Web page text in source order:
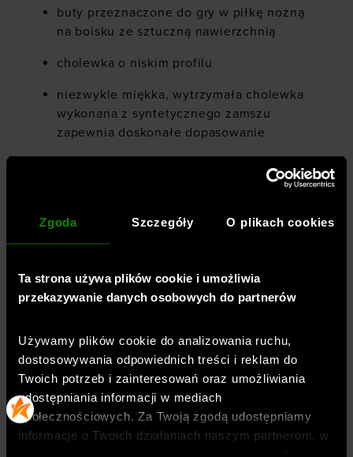
Zgoda Szczegóły O plikach cookies
Ta strona używa plików cookie i umożliwia
przekazywanie danych osobowych do partnerów
Używamy plików cookie do analizowania ruchu,
dostosowywania odpowiednich treści i reklam do
Twoich potrzeb i zainteresowań oraz umożliwiania
udostępniania informacji w mediach
społecznościowych. Za Twoją zgodą udostępniamy
informacje o Twoich działaniach naszym partnerom, w
buty przeznaczone do gry w piłkę nożną
na boisku ze sztuczną nawierzchnią
cholewka o niskim profilu
niezwykle miękka, wytrzymała cholewka
wykonana z syntetycznego zamszu
zapewnia doskonałe dopasowanie
wyściełany kołnierz zapewni wysoki
pianka Premium na wewnętrznym
kołnierzu zapewnia wsparcie i wygodę
wypustkami dla lepszej przyczepności i
trwałości
podeszwa środkowa Charged
Cushioning® wykorzystuje formowaną
kompresyjnie piankę, która zapewnia
doskonałą responsywność, wsparcie i
wygodę podczas biegu